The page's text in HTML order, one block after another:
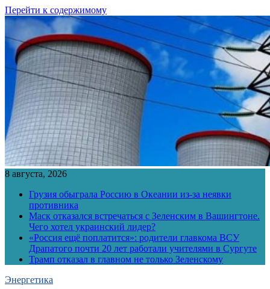
Перейти к содержимому
8 августа, 2026
Грузия обыграла Россию в Океании из-за неявки
противника
Маск отказался встречаться с Зеленским в Вашингтоне.
Чего хотел украинский лидер?
«Россия ещё поплатится»: родители главкома ВСУ
Драпатого почти 20 лет работали учителями в Сургуте
Трамп отказал в главном не только Зеленскому
Энергетика